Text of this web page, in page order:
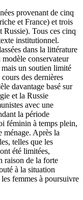
provenant de cinq
et France) et trois
Russie). Tous ces cinq
institutionnel.
dans la littérature
conservateur
mais un soutien limité
des dernières
davantage basé sur
et la Russie
avec une
la période
féminin à temps plein,
ménage. Après la
telles que les
été limitées,
raison de la forte
à la situation
femmes à poursuivre